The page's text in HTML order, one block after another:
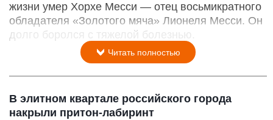
жизни умер Хорхе Месси — отец восьмикратного
обладателя «Золотого мяча» Лионеля Месси. Он
долго боролся с тяжелой болезнью.
Читать полностью
В элитном квартале российского города
накрыли притон-лабиринт